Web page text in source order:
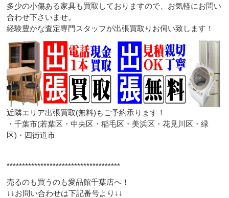
多少の小傷ある家具も買取しておりますので、お気軽にお問い
合わせ下さいませ。
経験豊かな査定専門スタッフが出張買取りお伺い致します！
近隣エリア出張買取(無料)もご予約承ります！
・千葉市(若葉区・中央区・稲毛区・美浜区・花見川区・緑
区)・四街道市
*************************************
売るのも買うのも愛品館千葉店へ！
↓↓お問い合わせは下記番号より↓↓